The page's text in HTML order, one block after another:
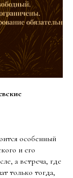
особенный
и его
а встреча, где
только тогда,